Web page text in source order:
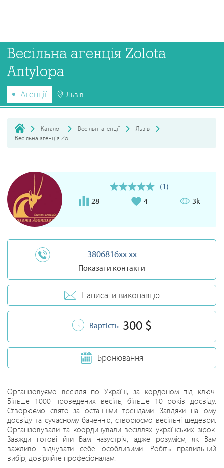
Весільна агенція Zolota
Antylopa
Агенції Львів
Каталог Весільні агенції
Львів
(1)
28
4 3k
3806816xx xx
Показати контакти
Написати виконавцю
Вартість 300 $
Бронювання
Організовуємо весілля по Україні, за кордоном під ключ.
Більше 1000 проведених весіль, більше 10 років досвіду.
Створюємо свято за останніми трендами. Завдяки нашому
досвіду та сучасному баченню, створюємо весільні шедеври.
Організовували та координували весіллях українських зірок.
Завжди готові йти Вам назустріч, адже розумієм, як Вам
важливо відчувати себе особливими. Робіть правильний
вибір, довіряйте професіоналам.